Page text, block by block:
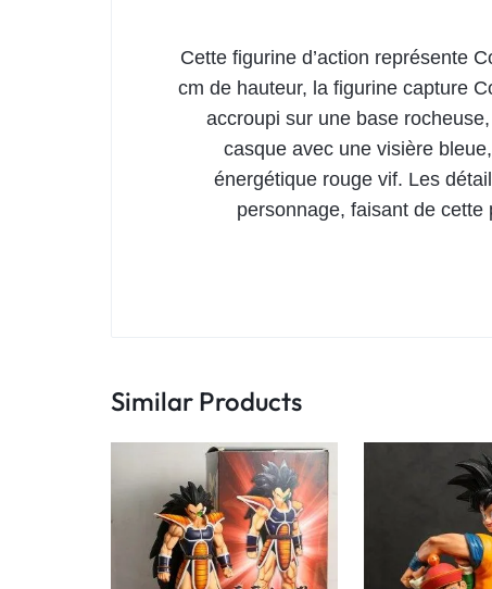
Cette figurine d’action représente
cm de hauteur, la figurine capture
accroupi sur une base
casque avec une visière
énergétique rouge vif. Les
personnage, faisant de cette
Similar Products